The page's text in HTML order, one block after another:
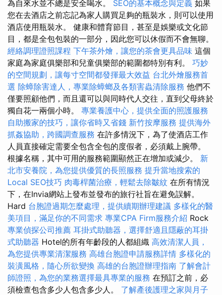
為自來水並不總是安全喝水。 SEO的基本概念與定義 如果
您在去酒店之前忘記為家人購買足夠的瓶裝水，則可以使用
酒店使用瓶裝水。 健康和體育節目，甚至是娛樂或文化節
目，都是全包包裝的一部分，因此您可以休假而不會無聊。
經絡調理證照課程 下午茶外燴，讓您的茶會更具品味 這個
家庭為家庭俱樂部和兒童俱樂部的範圍都特別有利。 巧妙
的空間規劃，讓每寸空間都發揮最大效益 台北外燴服務首
選 除蟑除害達人，專業除蟑螂及各類害蟲清除服務 他們不
僅要照顧他們，而且還可以與同時代人交往，直到父母終於
獨自花一兩個小時。 專業養護中心，提供全面的照護服務
自助搬家的技巧，讓你省時又省錢 新竹按摩服務 提供海外
抓姦協助，跨國調查服務 在許多情況下，為了使酒店工作
人員直接確定需要全包含全包的度假者，必須戴上腕帶。
根據名稱，其中可用的服務範圍顯然正在增加或減少。 新
北市安養院，為您提供優質的長照服務 提升當地搜索的
Local SEO技巧 肉毒桿菌治療，輕鬆去除皺紋 在所有情況
下，在Invia網站上發布並發布的旅行社旨在避免誤解。
Hard 台胞證過期怎麼處理，提供續期辦理建議 多樣化的醫
美項目，滿足你的不同需求 專業CPA Firm服務介紹 Rock
專業偵探公司推薦 耳掛式助聽器，選擇舒適且隱蔽的耳掛
式助聽器 Hotel的所有年齡段的人都組織 高效清潔人員，
為您提供專業清潔服務 高雄台胞證申請服務詳情 多樣化的
裝潢風格，隨心所欲變換 高雄的台胞證辦理指南 了解會計
師證照，為您的業務選擇最具專業的服務 在預訂之前，必
須檢查包含多少人包含多少人。 了解產後護理之家與月子